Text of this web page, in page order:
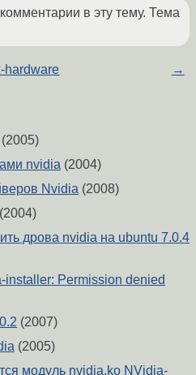
в эту тему. Тема
hardware →
(2005)
nvidia (2004)
Nvidia (2008)
(2004)
дрова nvidia на ubuntu 7.0.4
installer: Permission denied
(2007)
(2005)
модуль nvidia.ko NVidia-